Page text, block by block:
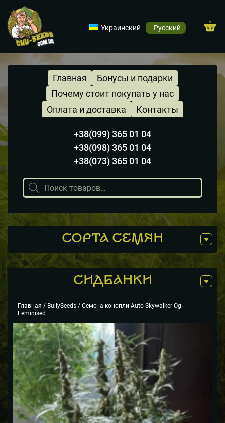
Украинский Русский
Главная
Почему стоит покупать у нас
Бонусы и подарки
Оплата и доставка Контакты
+38(099) 365 01 04
+38(098) 365 01 04
+38(073) 365 01 04
Поиск
товаров
СОРТА СЕМЯН
СИДБАНКИ
Главная / BullySeeds / Семена конопли Auto Skywalker Og
Feminised